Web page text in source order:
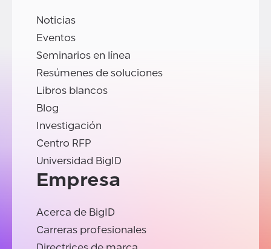
Noticias
Eventos
Seminarios en línea
Resúmenes de soluciones
Libros blancos
Blog
Investigación
Centro RFP
Universidad BigID
Empresa
Acerca de BigID
Carreras profesionales